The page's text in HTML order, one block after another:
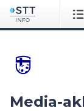
Media-